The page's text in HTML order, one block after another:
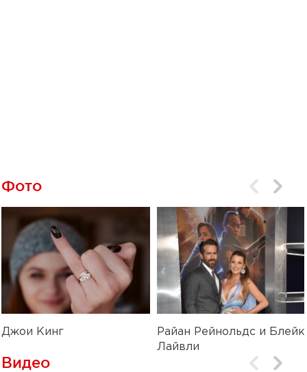
Фото
Джои Кинг
Райан Рейнольдс и Блейк
Лайвли
Видео